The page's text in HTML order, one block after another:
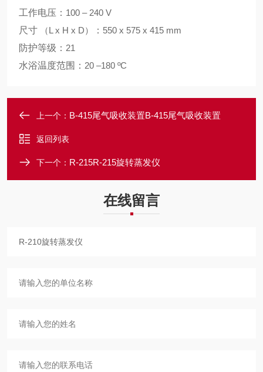
工作电压： 100 – 240 V
尺寸 （L x H x D） ： 550 x 575 x 415 mm
防护等级： 21
水浴温度范围： 20 –180 ºC
上一个： B-415尾气吸收装置B-415尾气吸收装置
返回列表
下一个： R-215R-215旋转蒸发仪
在线留言